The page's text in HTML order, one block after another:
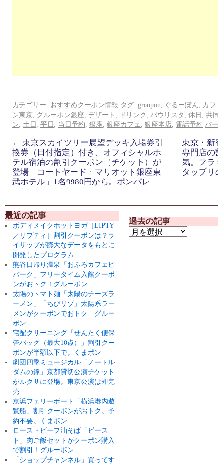
カテゴリー: おすすめクーポン情報 タグ: groupon ぐるーぽん
カフ
ン東京
グルーポン銀座 デザート ドリンク パウリスタ 休日
共
ン
土日 平日 当日予約 銀座 銀座カフェ 銀座本店 電話予約 パ
← 東京スカイツリー展望デッキ入場券引
換券（日付指定）付き、オフィシャルホ
テル宿泊の割引クーポン（チケット）が
登場「コートヤード・マリオット銀座東
武ホテル」1名9980円から。ポンパレ
東京・新
専門店の
気。フラ
タップ
最近の記事
ボディメイクホットヨガ［LIPTY
／リプティ］割引クーポンは？ラ
イザップが膨大なデータをもとに
開発したプログラム
熊谷日帰り温泉「おふろカフェビ
バーク」フリータイム入館クーポ
ンがおトク！グルーポン
太陽のトマト麺「太陽のチーズラ
ーメン」「ちびリゾ」太陽系ラー
メンがクーポンでおトク！グルー
ポン
宅配クリーニング「せんたく便保
管パック（最大10点）」割引クー
ポンが半額以下で。くまポン
劇団四季ミュージカル「ノートル
ダムの鐘」京都貸切公演チケット
がルクサに登場。東京公演は即完
売
京浜フェリーボート「横浜港内遊
覧船」割引クーポンがおトク。予
約不要。くまポン
ローストビーフ油そば「ビース
ト」肉ご飯セットがクーポン購入
で割引！グルーポン
「ショップチャンネル」買ってす
過去の記事